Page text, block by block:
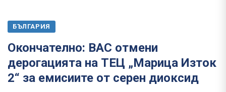
БЪЛГАРИЯ
Окончателно: ВАС отмени
дерогацията на ТЕЦ „Марица Изток
2“ за емисиите от серен диоксид